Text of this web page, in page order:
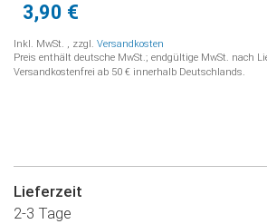
3,90 €
Inkl. MwSt. , zzgl. Versandkosten
Preis enthält deutsche MwSt.; endgültige MwSt. nach
Versandkostenfrei ab 50 € innerhalb Deutschlands.
Lieferzeit
2-3 Tage